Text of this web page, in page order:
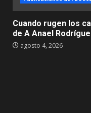
Cuando rugen los
de A Anael
agosto 4, 2026